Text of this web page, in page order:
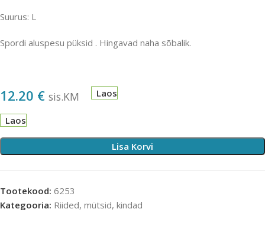
Suurus: L
Spordi aluspesu püksid . Hingavad naha sõbalik.
12.20 € sis.KM Laos
Laos
Lisa Korvi
Tootekood: 6253
Kategooria: Riided, mütsid, kindad